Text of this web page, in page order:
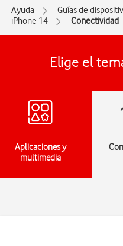
Ayuda Guías de
iPhone 14
Conectividad
Elige el
Aplicaciones y
multimedia